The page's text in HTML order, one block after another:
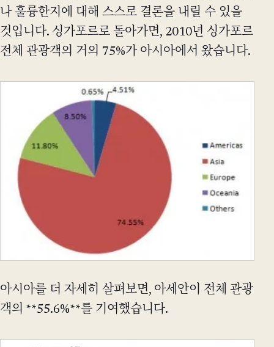
나 훌륭한지에 대해 스스로 결론을 내릴 수 있을
것입니다. 싱가포르로 돌아가면, 2010년 싱가포르
전체 관광객의 거의 75%가 아시아에서 왔습니다.
아시아를 더 자세히 살펴보면, 아세안이 전체 관광
객의 **55.6%**를 기여했습니다.